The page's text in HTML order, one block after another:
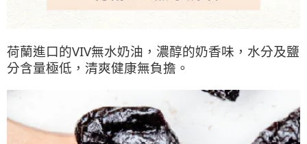
荷蘭進口的VIV無水奶油，濃醇的奶香味，水分及鹽
分含量極低，清爽健康無負擔。